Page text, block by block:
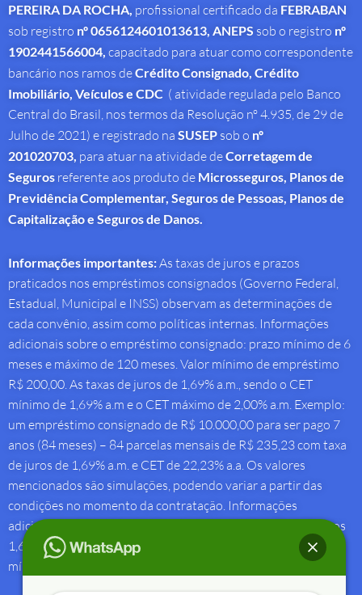
PEREIRA DA ROCHA profissional certificado da FEBRABAN
sob registro nº 0656124601013613, ANEPS sob o registro nº
1902441566004, capacitado para atuar como correspondente
bancário nos ramos deCrédito Consignado, Crédito
Imobiliário, Veículos e CDC ( atividade regulada pelo Banco
Central do Brasil, nos termos da Resolução nº 4.935, de 29 de
Julho de 2021) e registrado na SUSEP sob o nº
201020703, para atuar na atividade deCorretagem de
Seguros referente aos produto de Microsseguros, Planos de
Previdência Complementar, Seguros de Pessoas, Planos de
Capitalização e Seguros de Danos.
Informações importantes:As taxas de juros e prazos
praticados nos empréstimos consignados (Governo Federal,
Estadual, Municipal e INSS) observam as determinações de
cada convênio, assim como políticas internas. Informações
adicionais sobre o empréstimo consignado: prazo mínimo de 6
meses e máximo de 120 meses. Valor mínimo de empréstimo
R$ 200,00. As taxas de juros de 1,69% a.m., sendo o CET
mínimo de 1,69% a.m e o CET máximo de 2,00% a.m. Exemplo:
um empréstimo consignado de R$ 10.000,00 para ser pago 7
anos (84 meses) – 84 parcelas mensais de R$ 235,23 com taxa
de juros de 1,69% a.m. e CET de 22,23% a.a. Os valores
mencionados são simulações, podendo variar a partir das
condições no momento da contratação. Informações
adicionais sobre antecipação saque-aniversário: Taxa de juros
1,69% a.m e Custo Efetivo Total máximo de 1,92% a.m. e
mínimo de 1,88% a.m.